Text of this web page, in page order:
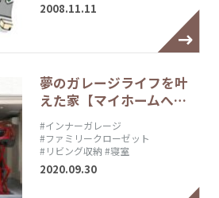
2008.11.11
夢のガレージライフを叶
えた家【マイホームへ…
#インナーガレージ
#ファミリークローゼット
#リビング収納 #寝室
2020.09.30